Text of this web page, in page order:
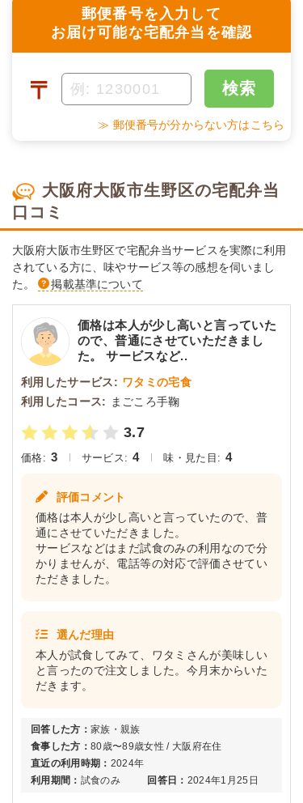
郵便番号を入力して
お届け可能な宅配弁当を確認
〒 検索
≫ 郵便番号が分からない方はこちら
大阪府大阪市生野区の宅配弁当
口コミ
大阪府大阪市生野区で宅配弁当サービスを実際に利用
されている方に、味やサービス等の感想を伺いまし
た。
掲載基準について
価格は本人が少し高いと言っていた
ので、普通にさせていただきまし
た。 サービスなど..
回答した方： 家族・親族
食事した方： 80歳〜89歳女性 / 大阪府在住
直近の利用時期： 2024年
利用期間： 試食のみ 回答日： 2024年1月25日
利用したサービス: ワタミの宅食
利用したコース:
まごころ手鞠
3.7
価格: 3 サービス: 4 味・見た目: 4
評価コメント
価格は本人が少し高いと言っていたので、普
通にさせていただきました。
サービスなどはまだ試食のみの利用なので分
かりませんが、電話等の対応で評価させてい
ただきました。
選んだ理由
本人が試食してみて、ワタミさんが美味しい
と言ったので注文しました。今月末からいた
だきます。